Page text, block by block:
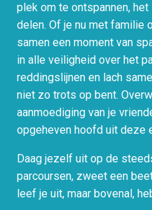
plek om te ontspannen,
delen. Of je nu met familie
samen een moment van
in alle veiligheid over het
reddingslijnen en lach
niet zo trots op bent.
aanmoediging van je
opgeheven hoofd uit deze
Daag jezelf uit op de
parcoursen, zweet een
leef je uit, maar bovenal,